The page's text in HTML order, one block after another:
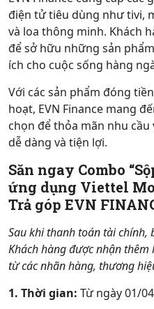
điện tử tiêu dùng như tivi,
và loa thông minh. Khách
để sở hữu những sản
ích cho cuộc sống hàng
Với các sản phẩm đóng
hoạt, EVN Finance mang
chọn để thỏa mãn nhu
dễ dàng và tiện lợi.
Săn ngay Combo
ứng dụng Viettel
Trả góp EVN
Sau khi thanh toán tài chính,
Khách hàng được nhận
từ các nhãn hàng, thương
1. Thời gian: Từ ngày 01/